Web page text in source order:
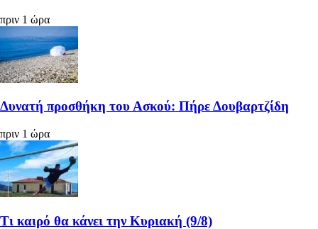
πριν 1 ώρα
Δυνατή προσθήκη του Ασκού: Πήρε Δουβαρτζίδη
πριν 1 ώρα
Τι καιρό θα κάνει την Κυριακή (9/8)